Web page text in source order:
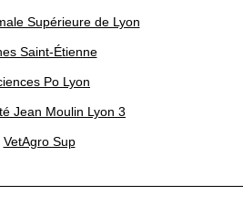
Supérieure de Lyon
Saint-Étienne
Po Lyon
Jean Moulin Lyon 3
VetAgro Sup